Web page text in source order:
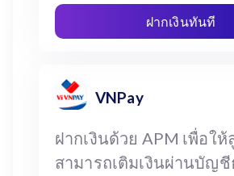
ฝากเงินทันที
VNPay
ฝากเงินด้วย APM เพื่อให้
สามารถเติมเงินผ่านบัญ